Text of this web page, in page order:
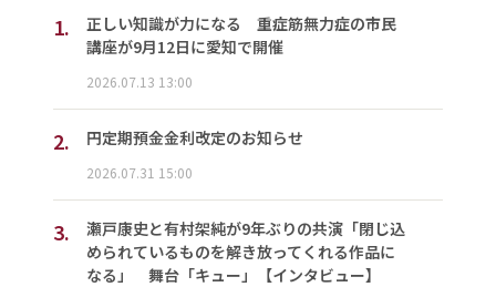
1.
正しい知識が力になる 重症筋無力症の市民
講座が9月12日に愛知で開催
2026.07.13 13:00
2. 円定期預金金利改定のお知らせ
2026.07.31 15:00
3.
瀬戸康史と有村架純が9年ぶりの共演「閉じ込
められているものを解き放ってくれる作品に
なる」 舞台「キュー」【インタビュー】